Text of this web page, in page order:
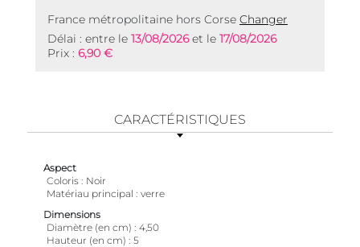
France métropolitaine hors Corse Changer
Délai : entre le 13/08/2026et le 17/08/2026
Prix : 6,90 €
CARACTÉRISTIQUES
Aspect
Coloris
Noir
Matériau principal
verre
Dimensions
Diamètre (en cm)
4,50
Hauteur (en cm)
5